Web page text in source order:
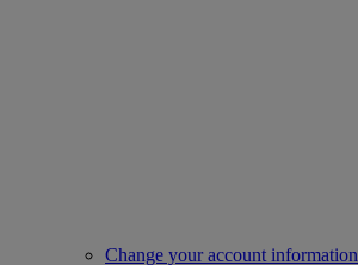
Change your account information